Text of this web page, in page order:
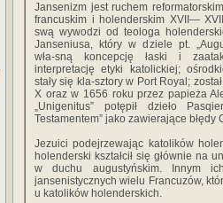
Jansenizm jest ruchem
francuskim i holenderskim XVII—
swą wywodzi od teologa
Janseniusa, który w dziele pt.
wła-sną koncepcję łaski i
interpretację etyki katolickiej;
stały się kla-sztory w Port Royal;
X oraz w 1656 roku przez papieża
„Unigenitus” potępił dzieło
Testamentem” jako zawierające błędy
Jezuici podej­rzewając katolików
holenderski kształcił się głównie na
w duchu augustyńskim. Innym
jansenistycznych wielu Francuzów,
u katolików holenderskich.